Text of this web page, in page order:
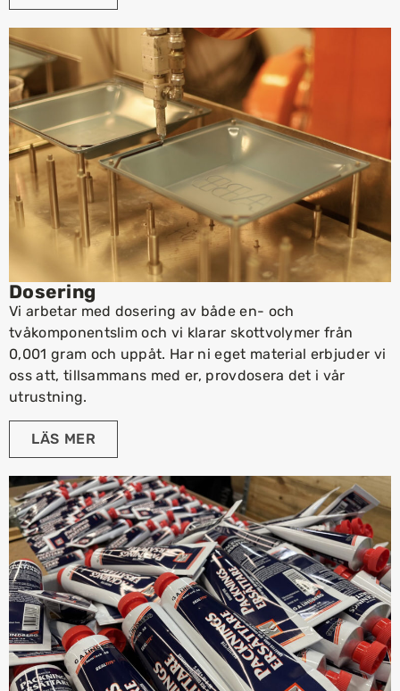
Dosering
Vi arbetar med dosering av både en- och
tvåkomponentslim och vi klarar skottvolymer från
0,001 gram och uppåt. Har ni eget material erbjuder vi
oss att, tillsammans med er, provdosera det i vår
utrustning.
LÄS MER